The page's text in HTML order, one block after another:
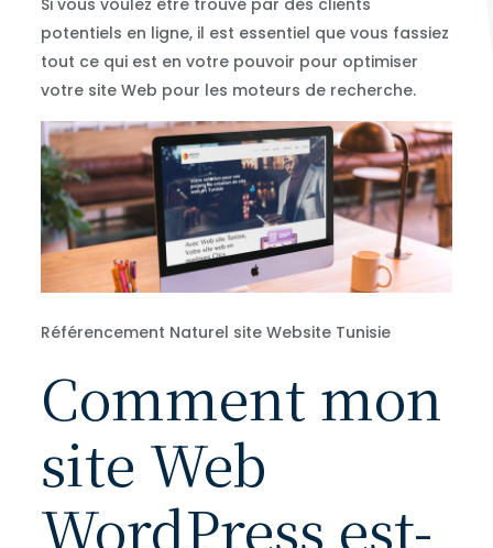
Si vous voulez être trouvé par des clients
potentiels en ligne, il est essentiel que vous fassiez
tout ce qui est en votre pouvoir pour optimiser
votre site Web pour les moteurs de recherche.
Référencement Naturel site Website Tunisie
Comment mon
site Web
WordPress est-